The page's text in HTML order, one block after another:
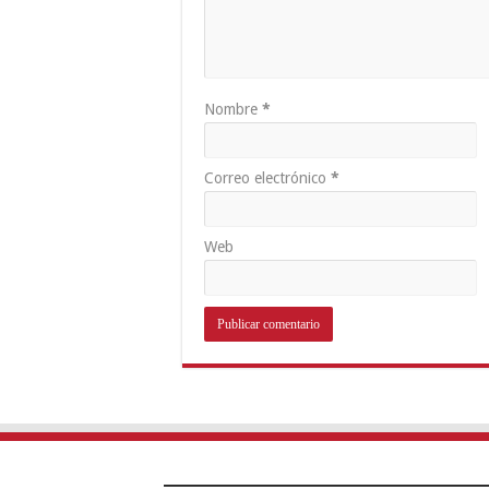
Nombre *
Correo electrónico *
Web